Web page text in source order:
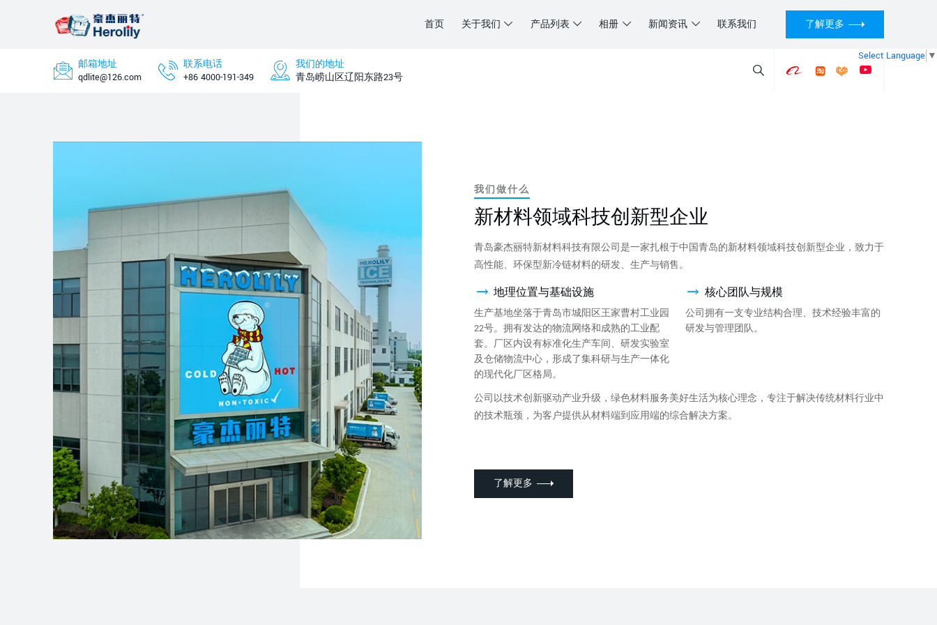
首页 关于我们 产品列表 相册 新闻资讯 联系我们 了解更多
Select Language ▼
邮箱地址
qdlite@126.com
联系电话
+86 4000-191-349
我们的地址
青岛崂山区辽阳东路23号
我们做什么
新材料领域科技创新型企业
青岛豪杰丽特新材料科技有限公司是一家扎根于中国青岛的新材料领域科技创新型企业，致力于
高性能、环保型新冷链材料的研发、生产与销售。
地理位置与基础设施
生产基地坐落于青岛市城阳区王家曹村工业园
22号。拥有发达的物流网络和成熟的工业配
套。厂区内设有标准化生产车间、研发实验室
及仓储物流中心，形成了集科研与生产一体化
的现代化厂区格局。
核心团队与规模
公司拥有一支专业结构合理、技术经验丰富的
研发与管理团队。
公司以技术创新驱动产业升级，绿色材料服务美好生活为核心理念，专注于解决传统材料行业中
的技术瓶颈，为客户提供从材料端到应用端的综合解决方案。
了解更多